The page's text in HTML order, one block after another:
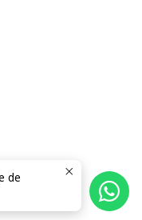
por Jumpseller.
de